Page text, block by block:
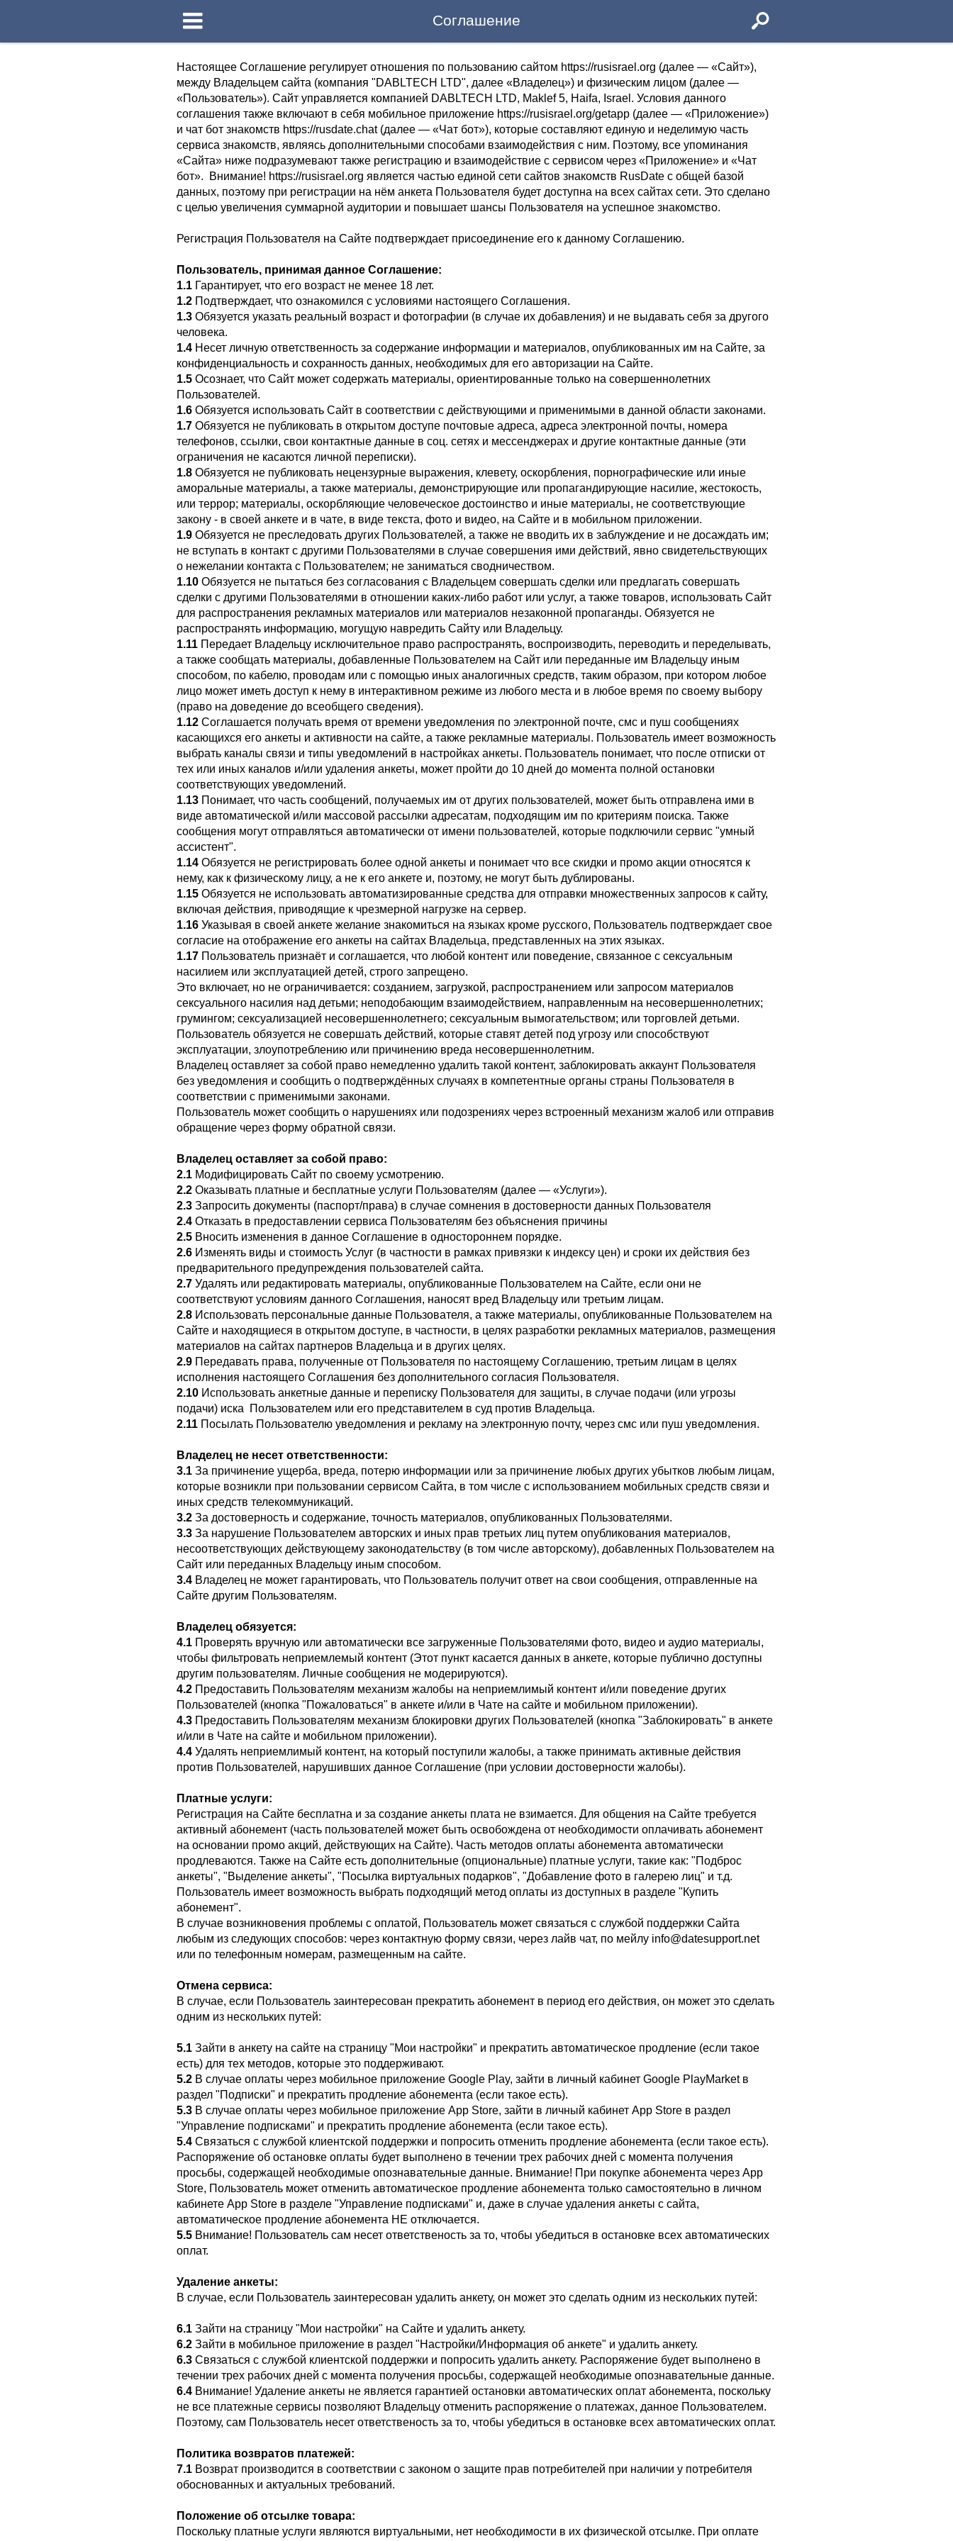
Соглашение
Настоящее Соглашение регулирует отношения по пользованию сайтом https://rusisrael.org (далее — «Сайт»),
между Владельцем сайта (компания "DABLTECH LTD", далее «Владелец») и физическим лицом (далее —
«Пользователь»). Сайт управляется компанией DABLTECH LTD, Maklef 5, Haifa, Israel. Условия данного
соглашения также включают в себя мобильное приложение https://rusisrael.org/getapp (далее — «Приложение»)
и чат бот знакомств https://rusdate.chat (далее — «Чат бот»), которые составляют единую и неделимую часть
сервиса знакомств, являясь дополнительными способами взаимодействия с ним. Поэтому, все упоминания
«Сайта» ниже подразумевают также регистрацию и взаимодействие с сервисом через «Приложение» и «Чат
бот». Внимание! https://rusisrael.org является частью единой сети сайтов знакомств RusDate с общей базой
данных, поэтому при регистрации на нём анкета Пользователя будет доступна на всех сайтах сети. Это сделано
с целью увеличения суммарной аудитории и повышает шансы Пользователя на успешное знакомство.
Регистрация Пользователя на Сайте подтверждает присоединение его к данному Соглашению.
Пользователь, принимая данное Соглашение:
1.1 Гарантирует, что его возраст не менее 18 лет.
1.2 Подтверждает, что ознакомился с условиями настоящего Соглашения.
1.3 Обязуется указать реальный возраст и фотографии (в случае их добавления) и не выдавать себя за другого
человека.
1.4 Несет личную ответственность за содержание информации и материалов, опубликованных им на Сайте, за
конфиденциальность и сохранность данных, необходимых для его авторизации на Сайте.
1.5 Осознает, что Сайт может содержать материалы, ориентированные только на совершеннолетних
Пользователей.
1.6 Обязуется использовать Сайт в соответствии с действующими и применимыми в данной области законами.
1.7 Обязуется не публиковать в открытом доступе почтовые адреса, адреса электронной почты, номера
телефонов, ссылки, свои контактные данные в соц. сетях и мессенджерах и другие контактные данные (эти
ограничения не касаются личной переписки).
1.8 Обязуется не публиковать нецензурные выражения, клевету, оскорбления, порнографические или иные
аморальные материалы, а также материалы, демонстрирующие или пропагандирующие насилие, жестокость,
или террор; материалы, оскорбляющие человеческое достоинство и иные материалы, не соответствующие
закону - в своей анкете и в чате, в виде текста, фото и видео, на Сайте и в мобильном приложении.
1.9 Обязуется не преследовать других Пользователей, а также не вводить их в заблуждение и не досаждать им;
не вступать в контакт с другими Пользователями в случае совершения ими действий, явно свидетельствующих
о нежелании контакта с Пользователем; не заниматься сводничеством.
1.10 Обязуется не пытаться без согласования с Владельцем совершать сделки или предлагать совершать
сделки с другими Пользователями в отношении каких-либо работ или услуг, а также товаров, использовать Сайт
для распространения рекламных материалов или материалов незаконной пропаганды. Обязуется не
распространять информацию, могущую навредить Сайту или Владельцу.
1.11 Передает Владельцу исключительное право распространять, воспроизводить, переводить и переделывать,
а также сообщать материалы, добавленные Пользователем на Сайт или переданные им Владельцу иным
способом, по кабелю, проводам или с помощью иных аналогичных средств, таким образом, при котором любое
лицо может иметь доступ к нему в интерактивном режиме из любого места и в любое время по своему выбору
(право на доведение до всеобщего сведения).
1.12 Соглашается получать время от времени уведомления по электронной почте, смс и пуш сообщениях
касающихся его анкеты и активности на сайте, а также рекламные материалы. Пользователь имеет возможность
выбрать каналы связи и типы уведомлений в настройках анкеты. Пользователь понимает, что после отписки от
тех или иных каналов и/или удаления анкеты, может пройти до 10 дней до момента полной остановки
соответствующих уведомлений.
1.13 Понимает, что часть сообщений, получаемых им от других пользователей, может быть отправлена ими в
виде автоматической и/или массовой рассылки адресатам, подходящим им по критериям поиска. Также
сообщения могут отправляться автоматически от имени пользователей, которые подключили сервис "умный
ассистент".
1.14 Обязуется не регистрировать более одной анкеты и понимает что все скидки и промо акции относятся к
нему, как к физическому лицу, а не к его анкете и, поэтому, не могут быть дублированы.
1.15 Обязуется не использовать автоматизированные средства для отправки множественных запросов к сайту,
включая действия, приводящие к чрезмерной нагрузке на сервер.
1.16Указывая в своей анкете желание знакомиться на языках кроме русского, Пользователь подтверждает свое
согласие на отображение его анкеты на сайтах Владельца, представленных на этих языках.
1.17 Пользователь признаёт и соглашается, что любой контент или поведение, связанное с сексуальным
насилием или эксплуатацией детей, строго запрещено.
Это включает, но не ограничивается: созданием, загрузкой, распространением или запросом материалов
сексуального насилия над детьми; неподобающим взаимодействием, направленным на несовершеннолетних;
грумингом; сексуализацией несовершеннолетнего; сексуальным вымогательством; или торговлей детьми.
Пользователь обязуется не совершать действий, которые ставят детей под угрозу или способствуют
эксплуатации, злоупотреблению или причинению вреда несовершеннолетним.
Владелец оставляет за собой право немедленно удалить такой контент, заблокировать аккаунт Пользователя
без уведомления и сообщить о подтверждённых случаях в компетентные органы страны Пользователя в
соответствии с применимыми законами.
Пользователь может сообщить о нарушениях или подозрениях через встроенный механизм жалоб или отправив
обращение через форму обратной связи.
Владелец оставляет за собой право:
2.1 Модифицировать Сайт по своему усмотрению.
2.2 Оказывать платные и бесплатные услуги Пользователям (далее — «Услуги»).
2.3 Запросить документы (паспорт/права) в случае сомнения в достоверности данных Пользователя
2.4 Отказать в предоставлении сервиса Пользователям без объяснения причины
2.5 Вносить изменения в данное Соглашение в одностороннем порядке.
2.6 Изменять виды и стоимость Услуг (в частности в рамках привязки к индексу цен) и сроки их действия без
предварительного предупреждения пользователей сайта.
2.7 Удалять или редактировать материалы, опубликованные Пользователем на Сайте, если они не
соответствуют условиям данного Соглашения, наносят вред Владельцу или третьим лицам.
2.8 Использовать персональные данные Пользователя, а также материалы, опубликованные Пользователем на
Сайте и находящиеся в открытом доступе, в частности, в целях разработки рекламных материалов, размещения
материалов на сайтах партнеров Владельца и в других целях.
2.9 Передавать права, полученные от Пользователя по настоящему Соглашению, третьим лицам в целях
исполнения настоящего Соглашения без дополнительного согласия Пользователя.
2.10 Использовать анкетные данные и переписку Пользователя для защиты, в случае подачи (или угрозы
подачи) иска Пользователем или его представителем в суд против Владельца.
2.11 Посылать Пользователю уведомления и рекламу на электронную почту, через смс или пуш уведомления.
Владелец не несет ответственности:
3.1 За причинение ущерба, вреда, потерю информации или за причинение любых других убытков любым лицам,
которые возникли при пользовании сервисом Сайта, в том числе с использованием мобильных средств связи и
иных средств телекоммуникаций.
3.2 За достоверность и содержание, точность материалов, опубликованных Пользователями.
3.3 За нарушение Пользователем авторских и иных прав третьих лиц путем опубликования материалов,
несоответствующих действующему законодательству (в том числе авторскому), добавленных Пользователем на
Сайт или переданных Владельцу иным способом.
3.4 Владелец не может гарантировать, что Пользователь получит ответ на свои сообщения, отправленные на
Сайте другим Пользователям.
Владелец обязуется:
4.1 Проверять вручную или автоматически все загруженные Пользователями фото, видео и аудио материалы,
чтобы фильтровать неприемлемый контент (Этот пункт касается данных в анкете, которые публично доступны
другим пользователям. Личные сообщения не модерируются).
4.2 Предоставить Пользователям механизм жалобы на неприемлимый контент и/или поведение других
Пользователей (кнопка "Пожаловаться" в анкете и/или в Чате на сайте и мобильном приложении).
4.3 Предоставить Пользователям механизм блокировки других Пользователей (кнопка "Заблокировать" в анкете
и/или в Чате на сайте и мобильном приложении).
4.4 Удалять неприемлимый контент, на который поступили жалобы, а также принимать активные действия
против Пользователей, нарушивших данное Соглашение (при условии достоверности жалобы).
Платные услуги:
Регистрация на Сайте бесплатна и за создание анкеты плата не взимается. Для общения на Сайте требуется
активный абонемент (часть пользователей может быть освобождена от необходимости оплачивать абонемент
на основании промо акций, действующих на Сайте). Часть методов оплаты абонемента автоматически
продлеваются. Также на Сайте есть дополнительные (опциональные) платные услуги, такие как: "Подброс
анкеты", "Выделение анкеты", "Посылка виртуальных подарков", "Добавление фото в галерею лиц" и т.д.
Пользователь имеет возможность выбрать подходящий метод оплаты из доступных в разделе "Купить
абонемент".
В случае возникновения проблемы с оплатой, Пользователь может связаться с службой поддержки Сайта
любым из следующих способов: через контактную форму связи, через лайв чат, по мейлу info@datesupport.net
или по телефонным номерам, размещенным на сайте.
Отмена сервиса:
В случае, если Пользователь заинтересован прекратить абонемент в период его действия, он может это сделать
одним из нескольких путей:
5.1 Зайти в анкету на сайте на страницу "Мои настройки" и прекратить автоматическое продление (если такое
есть) для тех методов, которые это поддерживают.
5.2 В случае оплаты через мобильное приложение Google Play, зайти в личный кабинет Google PlayMarket в
раздел "Подписки" и прекратить продление абонемента (если такое есть).
5.3 В случае оплаты через мобильное приложение App Store, зайти в личный кабинет App Store в раздел
"Управление подписками" и прекратить продление абонемента (если такое есть).
5.4 Связаться с службой клиентской поддержки и попросить отменить продление абонемента (если такое есть).
Распоряжение об остановке оплаты будет выполнено в течении трех рабочих дней с момента получения
просьбы, содержащей необходимые опознавательные данные. Внимание! При покупке абонемента через App
Store, Пользователь может отменить автоматическое продление абонемента только самостоятельно в личном
кабинете App Store в разделе "Управление подписками" и, даже в случае удаления анкеты с сайта,
автоматическое продление абонемента НЕ отключается.
5.5 Внимание! Пользователь сам несет ответственость за то, чтобы убедиться в остановке всех автоматических
оплат.
Удаление анкеты:
В случае, если Пользователь заинтересован удалить анкету, он может это сделать одним из нескольких путей:
6.1 Зайти на страницу "Мои настройки" на Сайте и удалить анкету.
6.2 Зайти в мобильное приложение в раздел "Настройки/Информация об анкете" и удалить анкету.
6.3 Связаться с службой клиентской поддержки и попросить удалить анкету. Распоряжение будет выполнено в
течении трех рабочих дней с момента получения просьбы, содержащей необходимые опознавательные данные.
6.4 Внимание! Удаление анкеты не является гарантией остановки автоматических оплат абонемента, поскольку
не все платежные сервисы позволяют Владельцу отменить распоряжение о платежах, данное Пользователем.
Поэтому, сам Пользователь несет ответственость за то, чтобы убедиться в остановке всех автоматических оплат.
Политика возвратов платежей:
7.1 Возврат производится в соответствии с законом о защите прав потребителей при наличии у потребителя
обоснованных и актуальных требований.
Положение об отсылке товара:
Поскольку платные услуги являются виртуальными, нет необходимости в их физической отсылке. При оплате